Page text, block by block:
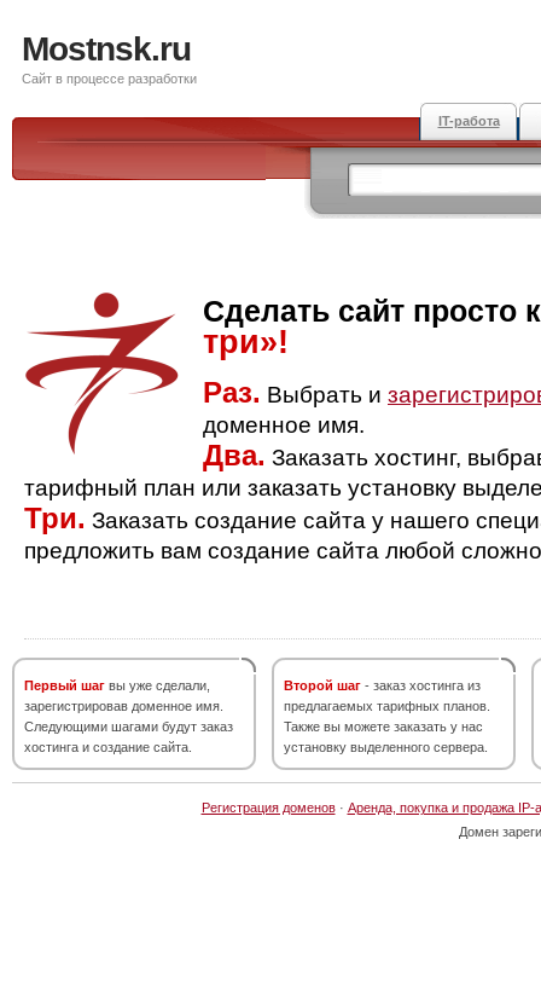
Mostnsk.ru
Сайт в процессе разработки
IT-работа
Сделать сайт просто
три»!
Раз. Выбрать и
доменное имя.
Два. Заказать хостинг,
тарифный план или заказать установку
Три. Заказать создание сайта у нашего
предложить вам создание сайта любой
Первый шаг вы уже сделали,
зарегистрировав доменное имя.
Следующими шагами будут заказ
хостинга и создание сайта.
Второй шаг - заказ хостинга из
предлагаемых тарифных планов.
Также вы можете заказать у нас
установку выделенного сервера.
Регистрация доменов· Аренда, покупка и продажа IP-
Домен